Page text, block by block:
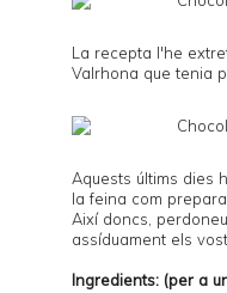
La recepta l'he
Valrhona que tenia
Aquests últims dies
la feina com
Així doncs,
assíduament els
Ingredients: (per a